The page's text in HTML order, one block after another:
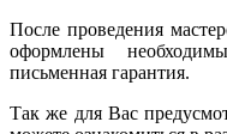
После проведения
оформлены
письменная гарантия.
Так же для Вас